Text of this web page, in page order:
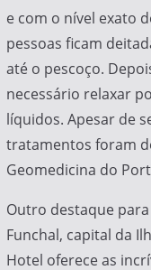
e com o nível exato
pessoas ficam
até o pescoço.
necessário relaxar
líquidos. Apesar de
tratamentos foram
Geomedicina do
Outro destaque
Funchal, capital da
Hotel oferece as